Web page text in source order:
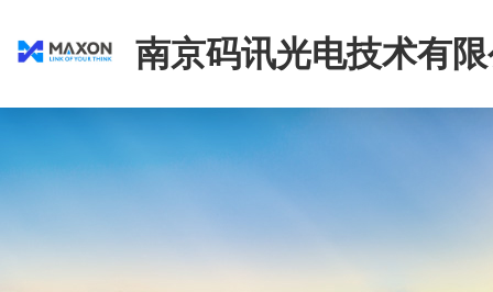
南京码讯光电技术有